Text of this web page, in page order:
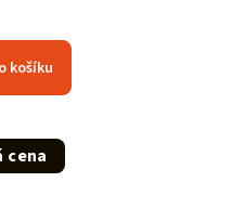
hodnocení
produktu
je
z
5
košíku
cena